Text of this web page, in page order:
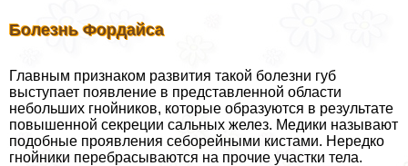
Болезнь Фордайса
Главным признаком развития такой болезни губ
выступает появление в представленной области
небольших гнойников, которые образуются в результате
повышенной секреции сальных желез. Медики называют
подобные проявления себорейными кистами. Нередко
гнойники перебрасываются на прочие участки тела.